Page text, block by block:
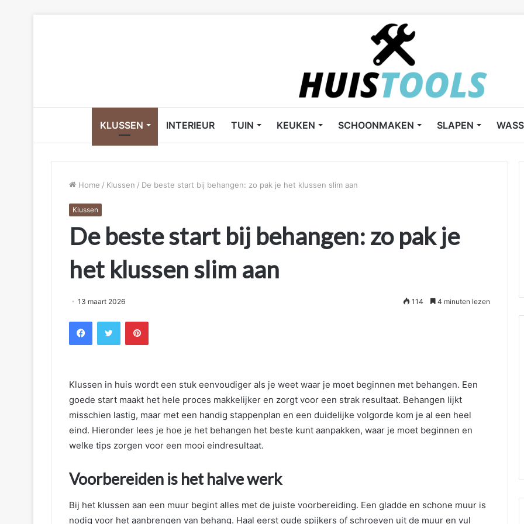
KLUSSEN INTERIEUR TUIN KEUKEN SCHOONMAKEN SLAPEN
Home / Klussen / De beste start bij behangen: zo pak je het klussen slim aan
Klussen
De beste start bij behangen: zo pak je
het klussen slim aan
13 maart 2026 114 4 minuten lezen
FacebookTwitter Pinterest
Klussen in huis wordt een stuk eenvoudiger als je weet waar je moet beginnen met behangen. Een
goede start maakt het hele proces makkelijker en zorgt voor een strak resultaat. Behangen lijkt
misschien lastig, maar met een handig stappenplan en een duidelijke volgorde kom je al een heel
eind. Hieronder lees je hoe je het behangen het beste kunt aanpakken, waar je moet beginnen en
welke tips zorgen voor een mooi eindresultaat.
Voorbereiden is het halve werk
Bij het klussen aan een muur begint alles met de juiste voorbereiding. Een gladde en schone muur is
nodig voor het aanbrengen van behang. Haal eerst oude spijkers of schroeven uit de muur en vul
een
strak
gazon
30 juni 2026
Het juiste gereedschap voor een
strak gazon
is
aan
renovatie
2 weken geleden
Wanneer jou trap toe is aan